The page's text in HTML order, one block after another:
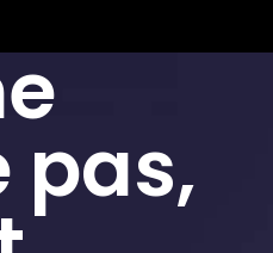
pas,